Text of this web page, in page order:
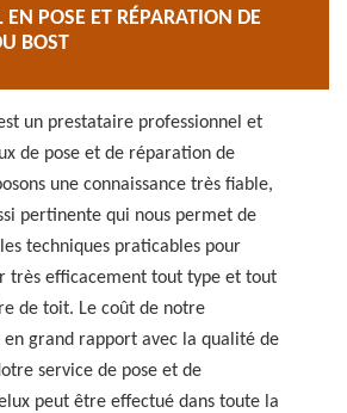
EN POSE ET RÉPARATION DE
BOST
un prestataire professionnel et
de pose et de réparation de
une connaissance très fiable,
pertinente qui nous permet de
techniques praticables pour
très efficacement tout type et tout
de toit. Le coût de notre
grand rapport avec la qualité de
service de pose et de
peut être effectué dans toute la